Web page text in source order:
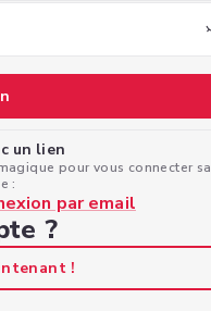
un lien
pour vous connecter
:
par email
?
!